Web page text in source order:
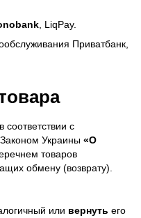
LiqPay.
Приватбанк,
с
Украины «О
товаров
обмену (возврату).
или вернуть его